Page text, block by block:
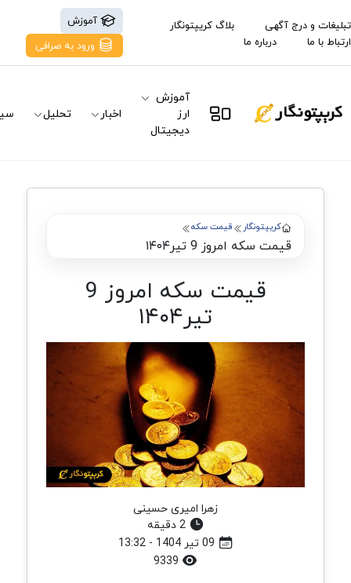
تبلیغات و درج آگهی
بلاگ کریپتونگار
ارتباط با ما
درباره ما
آموزش
ورود به صرافی
آموزش
ارز
دیجیتال
اخبار تحلیل
کریپتونگار قیمت سکه
قیمت سکه امروز 9 تیر۱۴۰۴
قیمت سکه امروز 9
تیر۱۴۰۴
زهرا امیری حسینی
2 دقیقه